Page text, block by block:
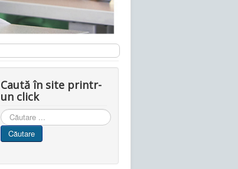
Caută în site printr-
un click
Cauta
in
site
Căutare